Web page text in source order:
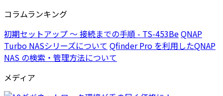
コラムランキング
初期セットアップ ～ 接続までの手順 - TS-453BeQNAP
Turbo NASシリーズについて Qfinder Pro を利用したQNAP
NAS の検索・管理方法について
メディア